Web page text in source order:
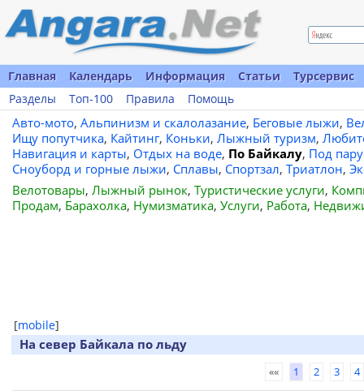
Главная Календарь Информация Статьи
Турсервис
Разделы
Топ-100 Правила Помощь
Авто-мото, Альпинизм и скалолазание, Беговые лыжи,
Ищу попутчика, Кайтинг, Коньки, Лыжный туризм,
Навигация и карты, Отдых на воде, По Байкалу, Под
Сноуборд и горные лыжи, Сплавы, Спортзал, Триатлон,
Велотовары, Лыжный рынок, Туристические услуги,
Продам, Барахолка, Нумизматика, Услуги, Работа,
[mobile]
На север Байкала по льду
«« 1 2 3 4